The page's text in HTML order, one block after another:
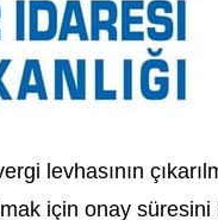
levhasının
için onay